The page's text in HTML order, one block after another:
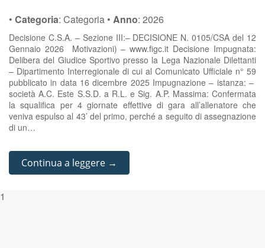
• Categoria: Categoria • Anno: 2026
Decisione C.S.A. – Sezione III:– DECISIONE N. 0105/CSA del 12
Gennaio 2026 Motivazioni) – www.figc.it Decisione Impugnata:
Delibera del Giudice Sportivo presso la Lega Nazionale Dilettanti
– Dipartimento Interregionale di cui al Comunicato Ufficiale n° 59
pubblicato in data 16 dicembre 2025 Impugnazione – istanza: –
società A.C. Este S.S.D. a R.L. e Sig. A.P. Massima: Confermata
la squalifica per 4 giornate effettive di gara all’allenatore che
veniva espulso al 43’ del primo, perché a seguito di assegnazione
di un…
Continua a leggere →
1